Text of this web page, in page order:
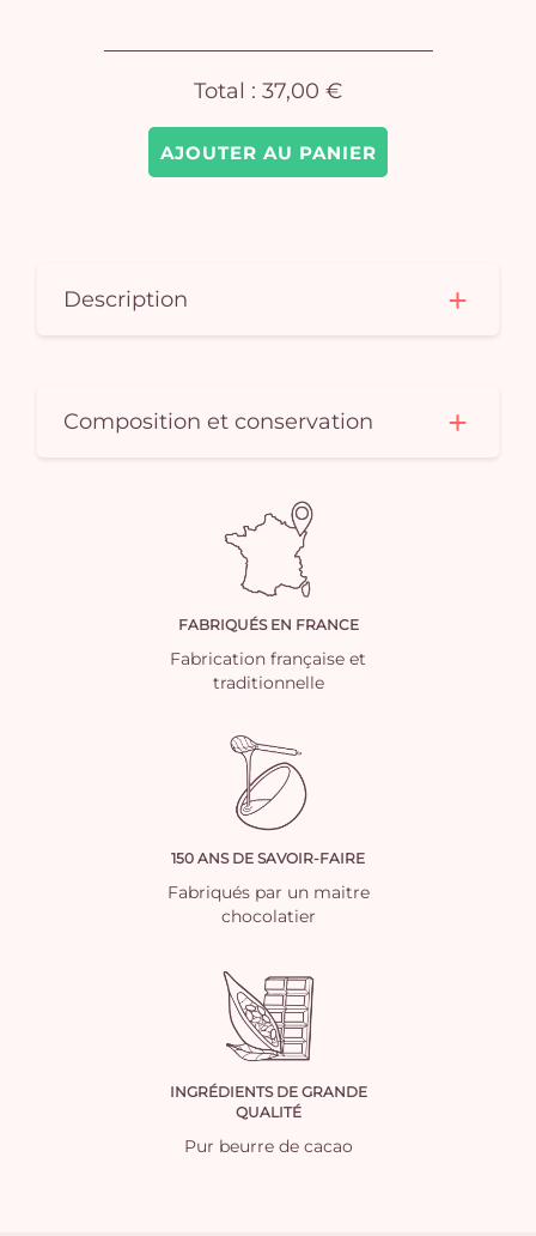
AJOUTER AU PANIER
Total : 37,00 €
Description
Composition et conservation
FABRIQUÉS EN FRANCE
Fabrication française et
traditionnelle
150 ANS DE SAVOIR-FAIRE
Fabriqués par un maitre
chocolatier
INGRÉDIENTS DE GRANDE
QUALITÉ
Pur beurre de cacao